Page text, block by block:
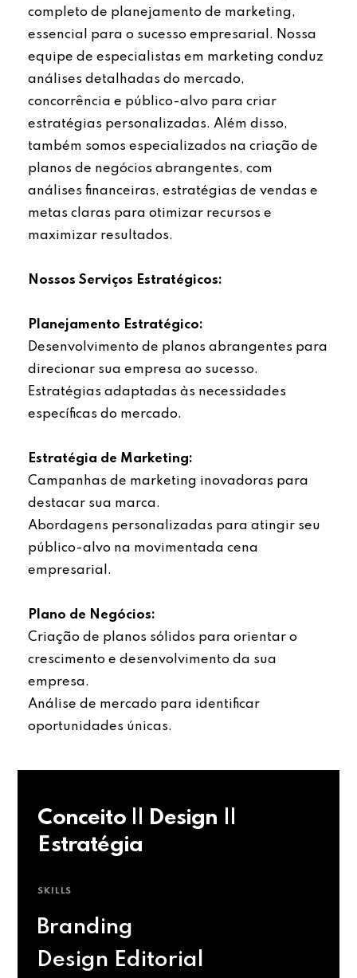
completo de planejamento de marketing,
essencial para o sucesso empresarial. Nossa
equipe de especialistas em marketing conduz
análises detalhadas do mercado,
concorrência e público-alvo para criar
estratégias personalizadas. Além disso,
também somos especializados na criação de
planos de negócios abrangentes, com
análises financeiras, estratégias de vendas e
metas claras para otimizar recursos e
maximizar resultados.
Nossos Serviços Estratégicos:
Planejamento Estratégico:
Desenvolvimento de planos abrangentes para
direcionar sua empresa ao sucesso.
Estratégias adaptadas às necessidades
específicas do mercado.
Estratégia de Marketing:
Campanhas de marketing inovadoras para
destacar sua marca.
Abordagens personalizadas para atingir seu
público-alvo na movimentada cena
empresarial.
Plano de Negócios:
Criação de planos sólidos para orientar o
crescimento e desenvolvimento da sua
empresa.
Análise de mercado para identificar
oportunidades únicas.
Conceito || Design ||
Estratégia
SKILLS
Branding
Design Editorial